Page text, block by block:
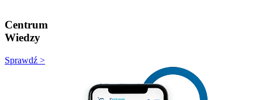
Centrum
Wiedzy
Sprawdź >